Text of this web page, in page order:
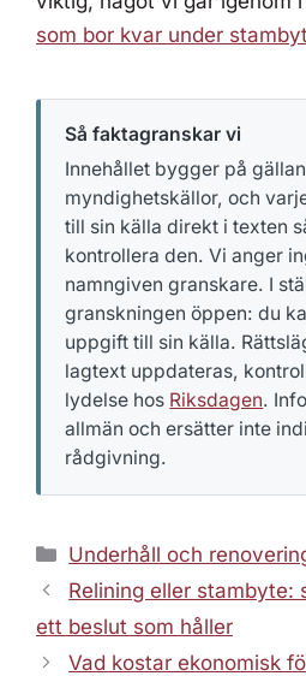
som bor kvar under
Så faktagranskar vi
Innehållet bygger på
myndighetskällor, och
till sin källa direkt i texten
kontrollera den. Vi anger
namngiven granskare. I
granskningen öppen: du
uppgift till sin källa.
lagtext uppdateras,
lydelse hos Riksdagen.
allmän och ersätter inte
rådgivning.
Kategorier
Underhåll och
Relining eller stambyte:
ett beslut som håller
Vad kostar ekonomisk